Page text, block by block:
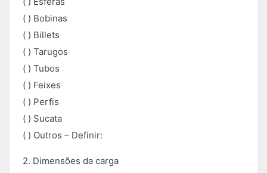
( ) Bobinas
( ) Billets
( ) Tarugos
( ) Tubos
( ) Feixes
( ) Perfis
( ) Sucata
( ) Outros – Definir:
2. Dimensões da carga